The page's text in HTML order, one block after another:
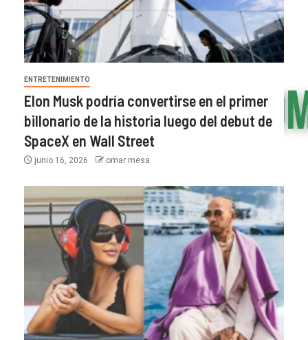
ENTRETENIMIENTO
Elon Musk podría convertirse en el primer
billonario de la historia luego del debut de
SpaceX en Wall Street
junio 16, 2026 omar mesa